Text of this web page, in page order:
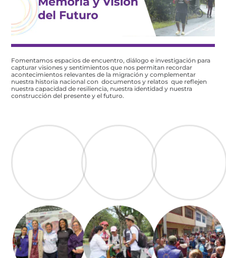
Fomentamos espacios de encuentro, diálogo e investigación para
capturar visiones y sentimientos que nos permitan recordar
acontecimientos relevantes de la migración y complementar
nuestra historia nacional con documentos y relatos que reflejen
nuestra capacidad de resiliencia, nuestra identidad y nuestra
construcción del presente y el futuro.